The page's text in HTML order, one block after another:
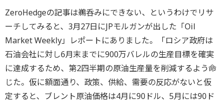
ZeroHedgeの記事は鵜呑みにできない、というわけでリサ
ーチしてみると、3月27日にJPモルガンが出した「Oil
Market Weekly」レポートにありました。「ロシア政府は
石油会社に対し6月末までに900万バレルの生産目標を確実
に達成するため、第2四半期の原油生産量を削減するよう命
じた。仮に額面通り、政策、供給、需要の反応がないと仮
定すると、ブレント原油価格は4月に90ドル、5月には90ド